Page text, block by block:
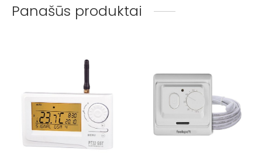
Panašūs produktai